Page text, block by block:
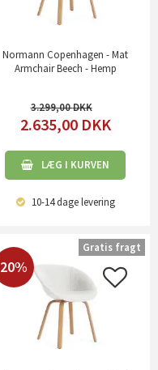
Normann Copenhagen - Mat
Armchair Beech - Hemp
3.299,00
2.635,00 DKK
LÆG I KURVEN
10-14 dagelevering
20%
Gratis fragt